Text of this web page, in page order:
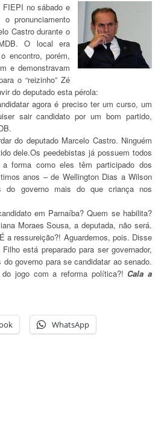
no sábado e
o pronunciamento
Castro durante o
O local era
encontro, porém,
e demonstravam
o “reizinho” Zé
do deputado esta pérola:
agora é preciso ter um curso, um
sair candidato por um bom partido,
deputado Marcelo Castro. Ninguém
dele.Os peedebistas já possuem todos
forma como eles têm participado dos
anos – de Wellington Dias a Wilson
do governo mais do que criança nos
em Parnaíba? Quem se habilita?
Moraes Sousa, a deputada, não será.
a ressureição?! Aguardemos, pois. Disse
está preparado para ser governador,
governo para se candidatar ao senado.
jogo com a reforma política?! Cala a
WhatsApp